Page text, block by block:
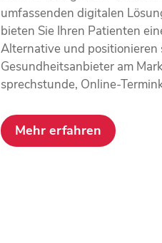
umfassenden digitalen
bieten Sie Ihren Patienten
Alternative und positionieren
Gesundheits­anbieter am
sprechstunde, Online-
Mehr erfahren